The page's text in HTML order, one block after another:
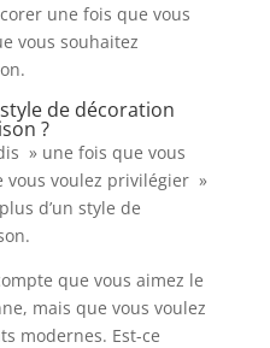
une fois que vous
vous souhaitez
de décoration
?
» une fois que vous
vous voulez privilégier »
d’un style de
que vous aimez le
mais que vous voulez
modernes. Est-ce